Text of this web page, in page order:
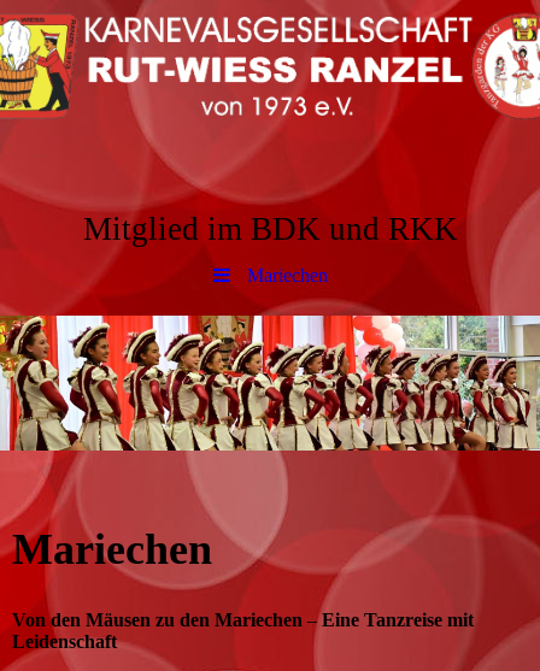
Mitglied im BDK und RKK
Mariechen
Mariechen
Von den Mäusen zu den Mariechen –Eine Tanzreise mit
Leidenschaft